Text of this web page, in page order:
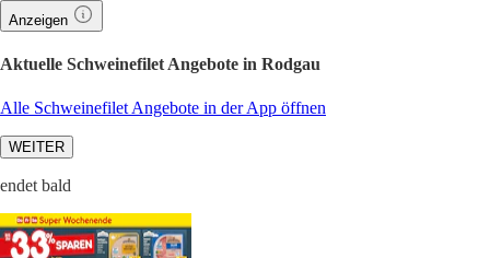
Anzeigen
Aktuelle Schweinefilet Angebote in Rodgau
Alle Schweinefilet Angebote in der App öffnen
WEITER
endet bald